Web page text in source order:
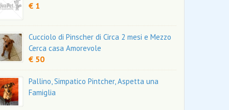
€ 1
Cucciolo di Pinscher di Circa 2 mesi e Mezzo
Cerca casa Amorevole
€ 50
Pallino, Simpatico Pintcher, Aspetta una
Famiglia